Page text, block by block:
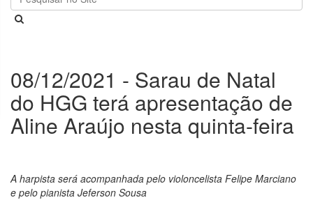
08/12/2021 - Sarau de Natal
do HGG terá apresentação de
Aline Araújo nesta quinta-feira
A harpista será acompanhada pelo violoncelista Felipe Marciano
e pelo pianista Jeferson Sousa